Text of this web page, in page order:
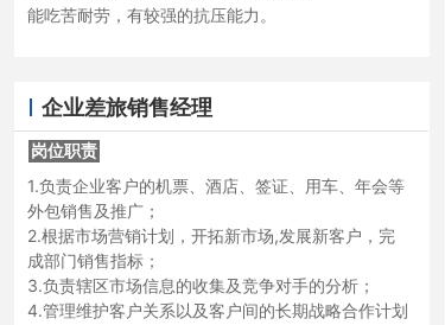
能吃苦耐劳，有较强的抗压能力。
企业差旅销售经理
1.负责企业客户的机票、酒店、签证、用车、年会等
外包销售及推广；
2.根据市场营销计划，开拓新市场,发展新客户，完
成部门销售指标；
3.负责辖区市场信息的收集及竞争对手的分析；
4.管理维护客户关系以及客户间的长期战略合作计划
岗位职责